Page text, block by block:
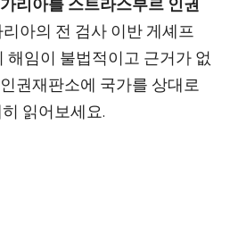
아의 전 검사 이반 게셰프
해임이 불법적이고 근거가 없
권재판소에 국가를 상대로
읽어보세요.